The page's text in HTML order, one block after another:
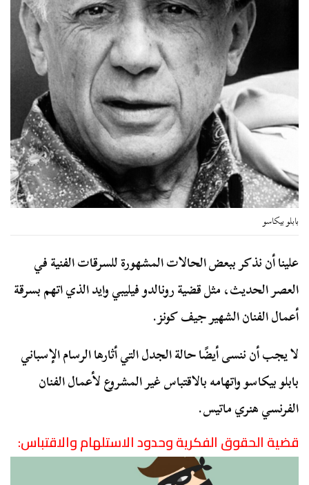
بابلو بيكاسو
علينا أن نذكر ببعض الحالات المشهورة للسرقات الفنية في
العصر الحديث، مثل قضية رونالدو فيليبي وايد الذي اتهم بسرقة
أعمال الفنان الشهير جيف كونز.
لا يجب أن ننسى أيضًا حالة الجدل التي أثارها الرسام الإسباني
بابلو بيكاسو واتهامه بالاقتباس غير المشروع لأعمال الفنان
الفرنسي هنري ماتيس.
قضية الحقوق الفكرية وحدود الاستلهام والاقتباس: